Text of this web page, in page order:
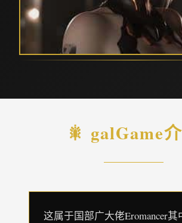
🎇 galGame
这属于国部广大佬Eromancer其